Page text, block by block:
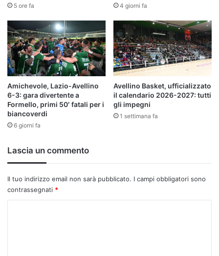
5 ore fa 4 giorni fa
Amichevole, Lazio-Avellino
6-3: gara divertente a
Formello, primi 50′ fatali per i
biancoverdi
6 giorni fa
Avellino Basket, ufficializzato
il calendario 2026-2027: tutti
gli impegni
1 settimana fa
Lascia un commento
Il tuo indirizzo email non sarà pubblicato. I campi obbligatori sono
contrassegnati *